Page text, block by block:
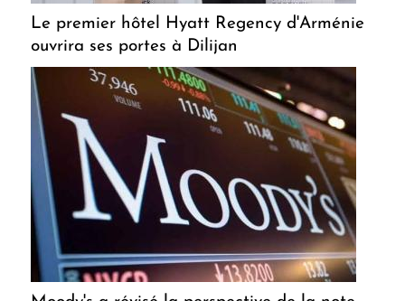
Le premier hôtel Hyatt Regency d'Arménie
ouvrira ses portes à Dilijan